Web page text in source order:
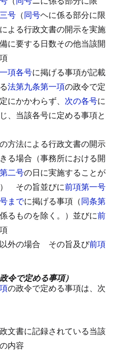
号 （同号ヘに係る部分に限
よる行政文書の開示を実施
に要する日数その他当該開
項各号に掲げる事項が記載
法第九条第一項の政令で定
にかかわらず、 次の各号に
、当該各号に定める事項と
の方法による行政文書の開示
る場合（事務所における開
二号の日に実施することが
その旨並びに前項第一号
までに掲げる事項（同条第
るものを除く。）並びに前
外の場合 その旨及び前項
令で定める事項）
の政令で定める事項は、次
文書に記録されている当該
内容